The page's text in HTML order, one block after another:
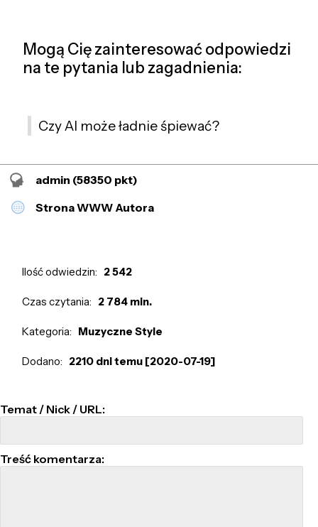
Mogą Cię zainteresować odpowiedzi
na te pytania lub zagadnienia:
Czy AI może ładnie śpiewać?
admin (58350 pkt)
Strona WWW Autora
Ilość odwiedzin: 2 542
Czas czytania: 2 784 min.
Kategoria: Muzyczne Style
Dodano: 2210 dni temu [2020-07-19]
Temat / Nick / URL:
Treść komentarza: